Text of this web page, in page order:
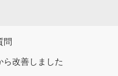
問
ら改善しました